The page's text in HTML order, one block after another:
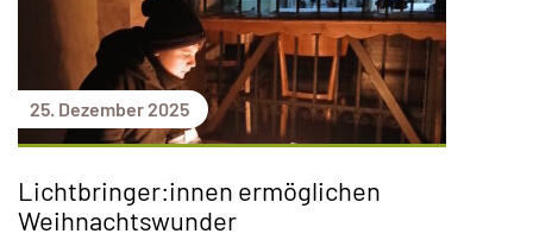
25. Dezember 2025
Lichtbringer:innen ermöglichen
Weihnachtswunder